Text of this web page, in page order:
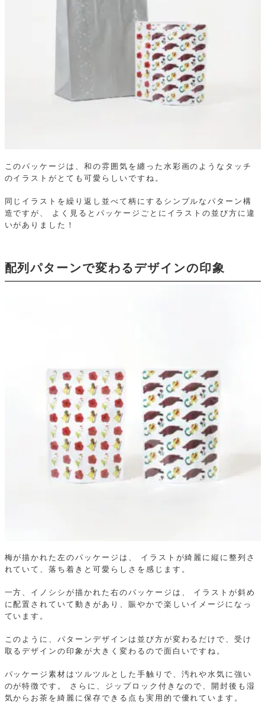
このパッケージは、和の雰囲気を纏った水彩画のようなタッチ
のイラストがとても可愛らしいですね。
同じイラストを繰り返し並べて柄にするシンプルなパターン構
造ですが、
よく見るとパッケージごとにイラストの並び方に違
いがありました！
配列パターンで変わるデザインの印象
梅が描かれた左のパッケージは、
イラストが綺麗に縦に整列さ
れていて、落ち着きと可愛らしさを感じます。
一方、イノシシが描かれた右のパッケージは、
イラストが斜め
に配置されていて動きがあり、賑やかで楽しいイメージになっ
ています。
このように、パターンデザインは並び方が変わるだけで、受け
取るデザインの印象が大きく変わるので面白いですね。
パッケージ素材はツルツルとした手触りで、汚れや水気に強い
のが特徴です。
さらに、ジップロック付きなので、開封後も湿
気からお茶を綺麗に保存できる点も実用的で優れています。